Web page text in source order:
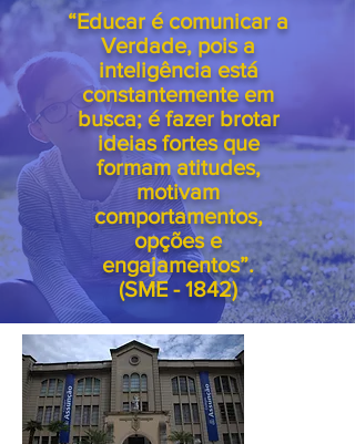
“Educar é comunicar a
Verdade, pois a
inteligência está
constantemente em
busca; é fazer brotar
ideias fortes que
formam atitudes,
motivam
comportamentos,
opções e
engajamentos”.
(SME - 1842)